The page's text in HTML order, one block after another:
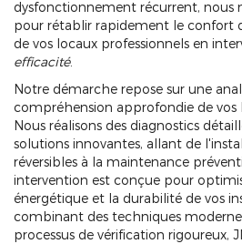
dysfonctionnement récurrent,
pour rétablir rapidement le confort
de vos locaux professionnels en
efficacité.
Notre démarche repose sur une
compréhension approfondie de vos
Nous réalisons des diagnostics
solutions innovantes, allant de
réversibles à la maintenance
intervention est conçue pour
énergétique et la durabilité de vos
combinant des techniques
processus de vérification rigoureux,